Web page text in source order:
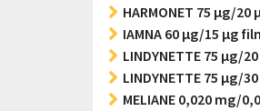
HARMONET 75 µg/
IAMNA 60 µg/15 µg
LINDYNETTE 75 µg/
LINDYNETTE 75 µg/
MELIANE 0,020 mg/